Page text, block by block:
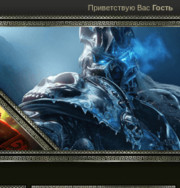
Приветствую Вас Гость